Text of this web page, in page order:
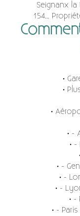
Seignanx la
154...
•
•
•
• -
•
• -
• -
• -
• -
• -